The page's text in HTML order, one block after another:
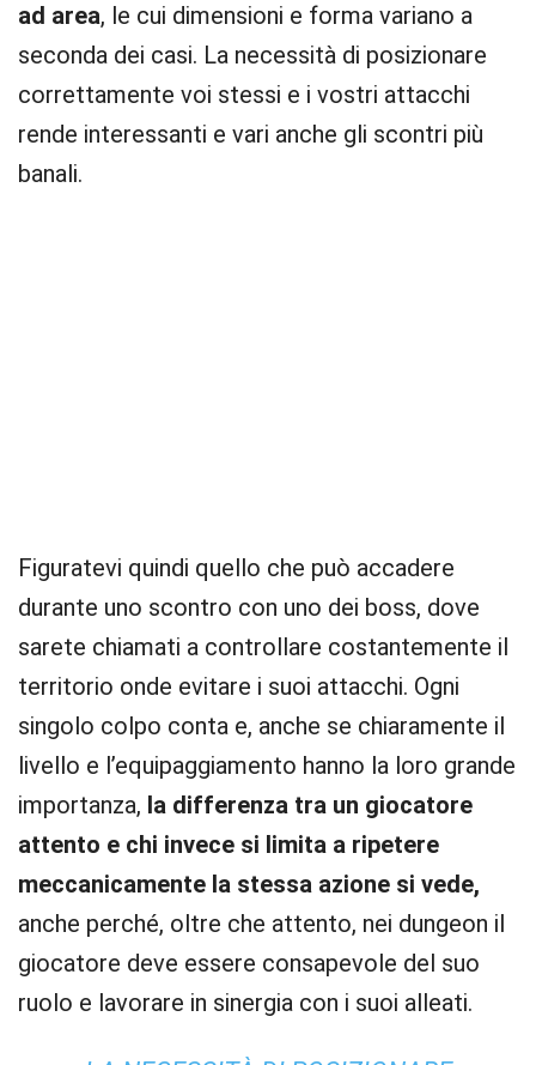
ad area, le cui dimensioni e forma variano a
seconda dei casi. La necessità di posizionare
correttamente voi stessi e i vostri attacchi
rende interessanti e vari anche gli scontri più
banali.
Figuratevi quindi quello che può accadere
durante uno scontro con uno dei boss, dove
sarete chiamati a controllare costantemente il
territorio onde evitare i suoi attacchi. Ogni
singolo colpo conta e, anche se chiaramente il
livello e l’equipaggiamento hanno la loro grande
importanza, la differenza tra un giocatore
attento e chi invece si limita a ripetere
meccanicamente la stessa azione si vede,
anche perché, oltre che attento, nei dungeon il
giocatore deve essere consapevole del suo
ruolo e lavorare in sinergia con i suoi alleati.